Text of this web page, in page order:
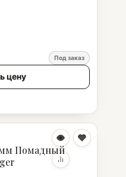
Под заказ
цену
Помадный